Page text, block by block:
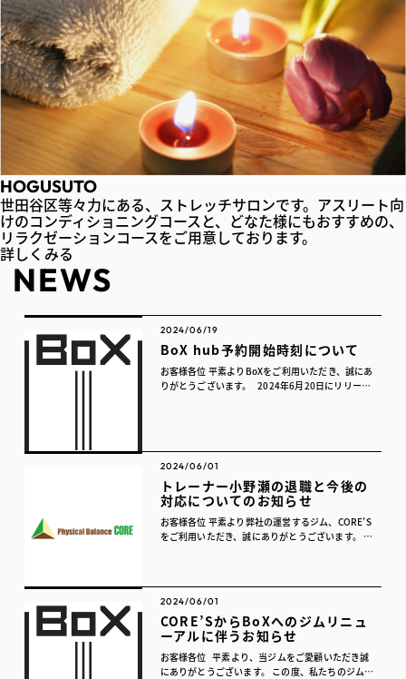
HOGUSUTO
世田谷区等々力にある、ストレッチサロンです。アスリート向
けのコンディショニングコースと、どなた様にもおすすめの、
リラクゼーションコースをご用意しております。
詳しくみる
NEWS
2024/06/19
BoX hub予約開始時刻について
お客様各位 平素よりBoXをご利用いただき、誠にあ
りがとうございます。 2024年6月20日にリリース
2024/06/01
トレーナー小野瀬の退職と今後の
対応についてのお知らせ
お客様各位 平素より弊社の運営するジム、CORE’S
をご利用いただき、誠にありがとうございます。
2024/06/01
CORE’SからBoXへのジムリニュ
ーアルに伴うお知らせ
お客様各位 平素より、当ジムをご愛顧いただき誠
にありがとうございます。 この度、私たちのジムの